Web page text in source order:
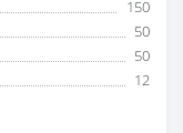
150
50
50
12